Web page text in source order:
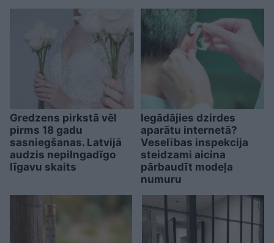
Gredzens pirkstā vēl
pirms 18 gadu
sasniegšanas. Latvijā
audzis nepilngadīgo
līgavu skaits
Iegādājies dzirdes
aparātu internetā?
Veselības inspekcija
steidzami aicina
pārbaudīt modeļa
numuru